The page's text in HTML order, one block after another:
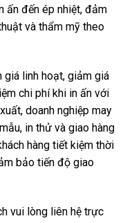
ấn đến ép nhiệt, đảm
và thẩm mỹ theo
giá linh hoạt, giảm giá
chi phí khi in ấn với
doanh nghiệp may
in thử và giao hàng
hàng tiết kiệm thời
bảo tiến độ giao
vui lòng liên hệ trực